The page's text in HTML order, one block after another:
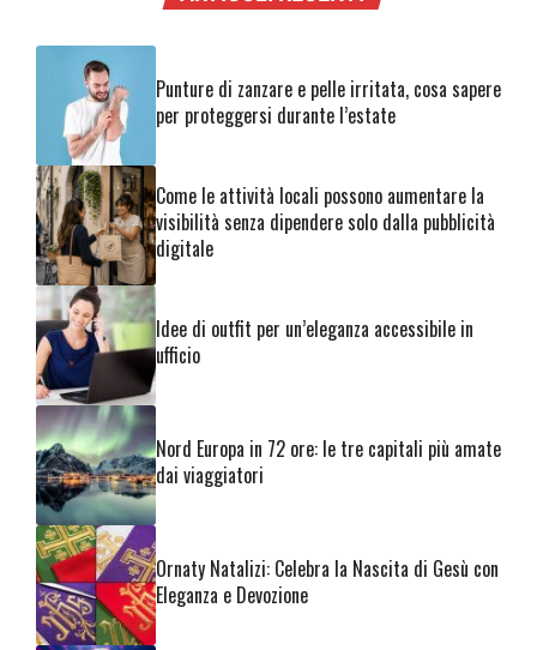
Punture di zanzare e pelle irritata, cosa sapere
per proteggersi durante l’estate
Come le attività locali possono aumentare la
visibilità senza dipendere solo dalla pubblicità
digitale
Idee di outfit per un’eleganza accessibile in
ufficio
Nord Europa in 72 ore: le tre capitali più amate
dai viaggiatori
Ornaty Natalizi: Celebra la Nascita di Gesù con
Eleganza e Devozione